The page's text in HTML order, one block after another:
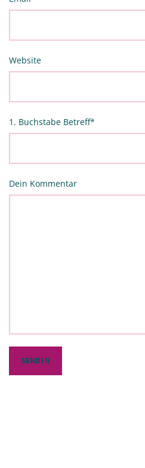
Website
1. Buchstabe Betreff*
Dein Kommentar